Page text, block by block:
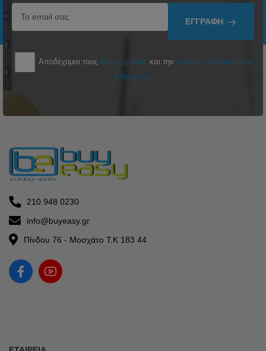
ΕΓΓΡΑΦΉ
Αποδέχομαι τους όρους χρήσης και την πολιτική προσωπικών
δεδομένων
210 948 0230
info@buyeasy.gr
Πίνδου 76 - Μοσχάτο Τ.Κ 183 44